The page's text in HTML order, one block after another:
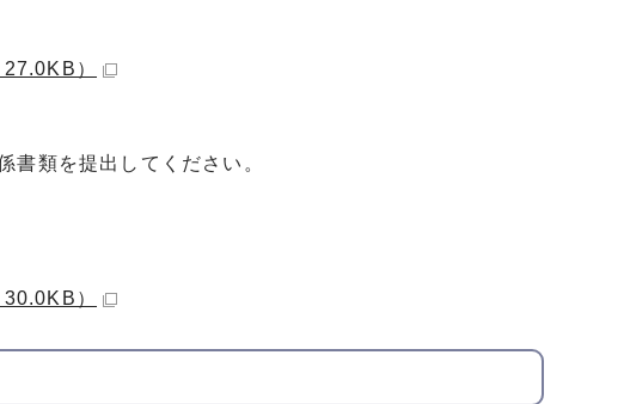
）
類を提出してください。
）